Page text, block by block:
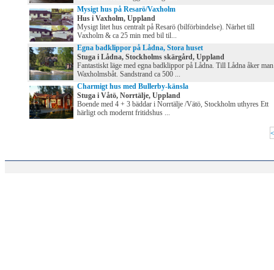
Mysigt hus på Resarö/Vaxholm
Hus i Vaxholm, Uppland
Mysigt litet hus centralt på Resarö (bilförbindelse). Närhet till
Vaxholm & ca 25 min med bil til...
Egna badklippor på Lådna, Stora huset
Stuga i Lådna, Stockholms skärgård, Uppland
Fantastiskt läge med egna badklippor på Lådna. Till Lådna åker man
Waxholmsbåt. Sandstrand ca 500 ...
Charmigt hus med Bullerby-känsla
Stuga i Våtö, Norrtälje, Uppland
Boende med 4 + 3 bäddar i Norrtälje /Vätö, Stockholm uthyres Ett
härligt och modernt fritidshus ...